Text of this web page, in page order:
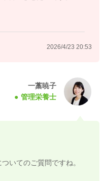
2026/4/23 20:53
一藁暁子
管理栄養士
いてのご質問ですね。